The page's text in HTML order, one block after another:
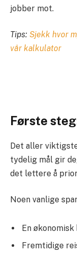
jobber mot.
Tips: Sjekk hvor
vår kalkulator
Første
Det aller
tydelig mål gir
det lettere å
Noen vanlige
En
Fremtidige